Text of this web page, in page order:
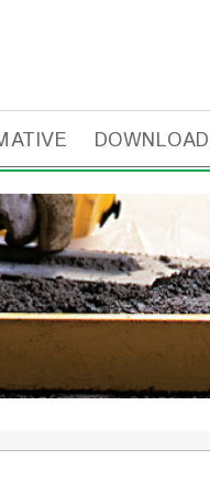
DOWNLOAD